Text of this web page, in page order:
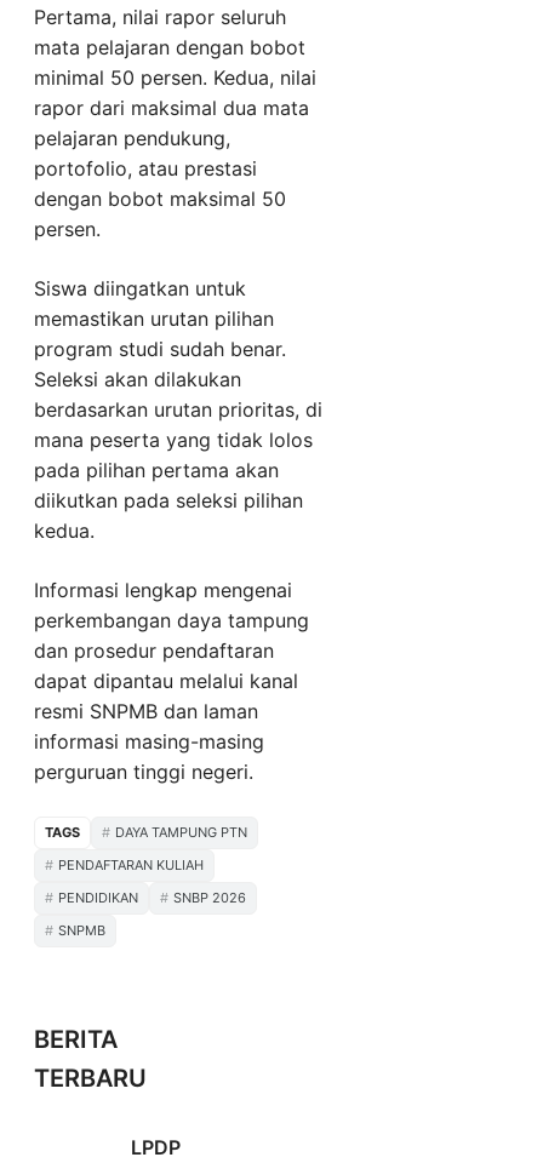
Pertama, nilai rapor seluruh
mata pelajaran dengan bobot
minimal 50 persen. Kedua, nilai
rapor dari maksimal dua mata
pelajaran pendukung,
portofolio, atau prestasi
dengan bobot maksimal 50
persen.
Siswa diingatkan untuk
memastikan urutan pilihan
program studi sudah benar.
Seleksi akan dilakukan
berdasarkan urutan prioritas, di
mana peserta yang tidak lolos
pada pilihan pertama akan
diikutkan pada seleksi pilihan
kedua.
Informasi lengkap mengenai
perkembangan daya tampung
dan prosedur pendaftaran
dapat dipantau melalui kanal
resmi SNPMB dan laman
informasi masing-masing
perguruan tinggi negeri.
TAGS
DAYA TAMPUNG PTN
PENDAFTARAN KULIAH
PENDIDIKAN
SNBP 2026
SNPMB
BERITA
TERBARU
LPDP